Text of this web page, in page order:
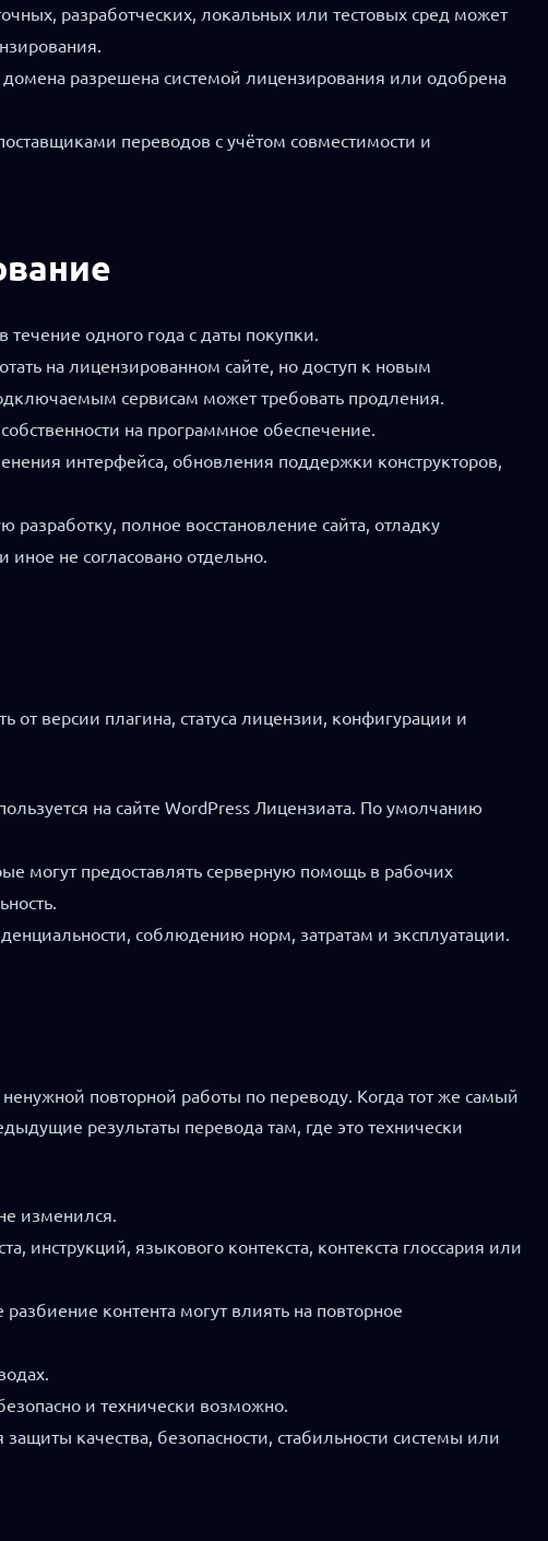
разработческих, локальных или тестовых сред может
разрешена системой лицензирования или одобрена
переводов с учётом совместимости и
одного года с даты покупки.
на лицензированном сайте, но доступ к новым
сервисам может требовать продления.
на программное обеспечение.
интерфейса, обновления поддержки конструкторов,
полное восстановление сайта, отладку
не согласовано отдельно.
версии плагина, статуса лицензии, конфигурации и
на сайте WordPress Лицензиата. По умолчанию
могут предоставлять серверную помощь в рабочих
соблюдению норм, затратам и эксплуатации.
повторной работы по переводу. Когда тот же самый
результаты перевода там, где это технически
изменился.
инструкций, языкового контекста, контекста глоссария или
контента могут влиять на повторное
и технически возможно.
качества, безопасности, стабильности системы или